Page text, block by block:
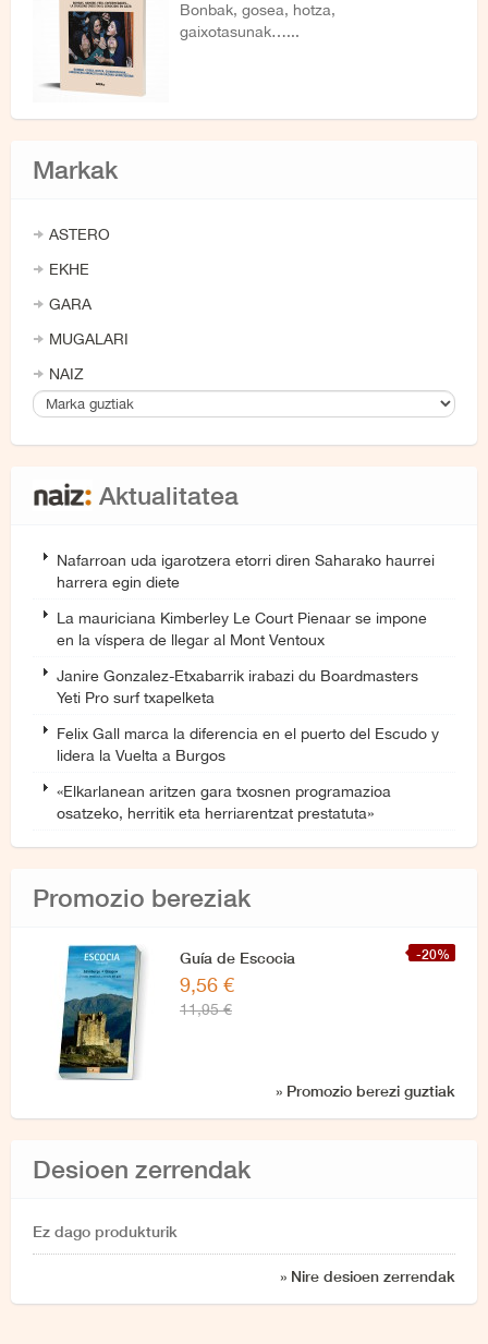
Bonbak, gosea, hotza,
gaixotasunak…...
Markak
ASTERO
EKHE
GARA
MUGALARI
NAIZ
Aktualitatea
Nafarroan uda igarotzera etorri diren Saharako haurrei
harrera egin diete
La mauriciana Kimberley Le Court Pienaar se impone
en la víspera de llegar al Mont Ventoux
Janire Gonzalez-Etxabarrik irabazi du Boardmasters
Yeti Pro surf txapelketa
Felix Gall marca la diferencia en el puerto del Escudo y
lidera la Vuelta a Burgos
«Elkarlanean aritzen gara txosnen programazioa
osatzeko, herritik eta herriarentzat prestatuta»
Promozio bereziak
-20%
Guía de Escocia
9,56 €
11,95 €
» Promozio berezi guztiak
Desioen zerrendak
Ez dago produkturik
» Nire desioen zerrendak